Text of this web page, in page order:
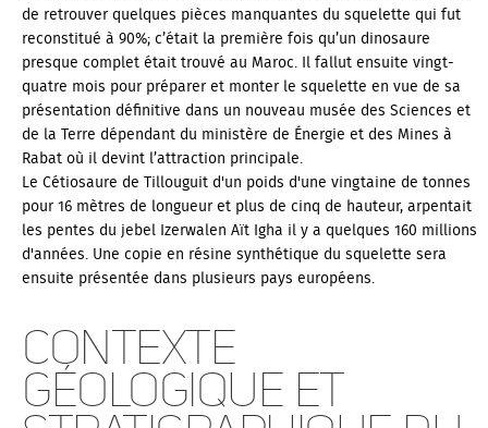
de retrouver quelques pièces manquantes du squelette qui fut
reconstitué à 90%; c’était la première fois qu’un dinosaure
presque complet était trouvé au Maroc. Il fallut ensuite vingt-
quatre mois pour préparer et monter le squelette en vue de sa
présentation définitive dans un nouveau musée des Sciences et
de la Terre dépendant du ministère de Énergie et des Mines à
Rabat où il devint l’attraction principale.
Le Cétiosaure de Tillouguit d'un poids d'une vingtaine de tonnes
pour 16 mètres de longueur et plus de cinq de hauteur, arpentait
les pentes du jebel Izerwalen Aït Igha il y a quelques 160 millions
d'années. Une copie en résine synthétique du squelette sera
ensuite présentée dans plusieurs pays européens.
Contexte
géologique et